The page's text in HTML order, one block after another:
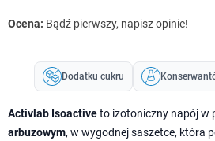
Ocena: Bądź pierwszy, napisz opinie!
Dodatku cukru
Activlab Isoactiveto izotoniczny napój w
arbuzowym, w wygodnej saszetce, która